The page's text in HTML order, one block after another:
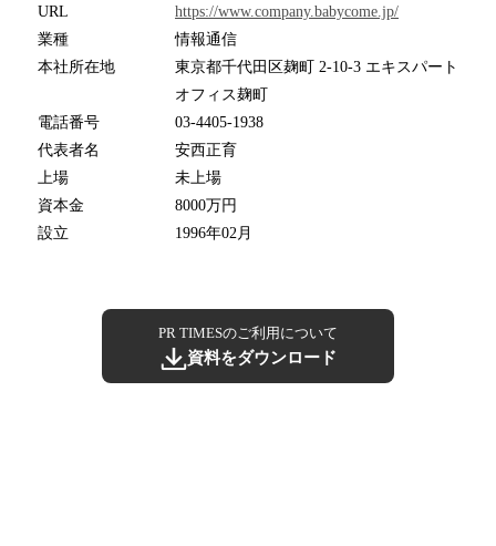
URL
https://www.company.babycome.jp/
業種
情報通信
本社所在地
東京都千代田区麹町 2-10-3 エキスパート
オフィス麹町
電話番号
03-4405-1938
代表者名
安西正育
上場
未上場
資本金
8000万円
設立
1996年02月
PR TIMESのご利用について
資料をダウンロード